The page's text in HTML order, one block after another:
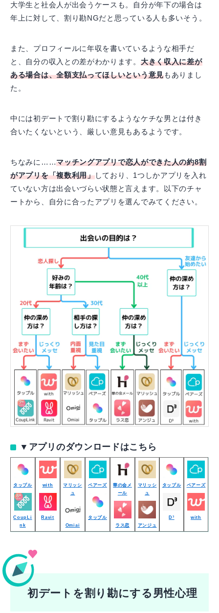
大学生と社会人が出会うケースも。自分が年下の場合は
年上に対して、割り勘NGだと思っている人も多いそう。
また、プロフィールに年収を書いているような相手だ
と、自分の収入との差がわかります。 大きく収入に差が
ある場合は、全額支払ってほしいという意見もありまし
た。
中には初デートで割り勘にするようなケチな男とは付き
合いたくないという、厳しい意見もあるようです。
ちなみに……マッチングアプリで恋人ができた人の約8割
がアプリを「複数利用」しており、1つしかアプリを入れ
ていない方は出会いづらい状態と言えます。以下のチャ
ートから、自分に合ったアプリを選んでみてください。
▼アプリのダウンロードはこちら
タップル
CoupLi
nk
with
Ravit
マリッシ
ュ
Omiai
ペアーズ
タップル
華の会メ
ール
ラス恋
マリッシ
ュ
アンジュ
タップル
D³
ペアーズ
with
初デートを割り勘にする男性心理